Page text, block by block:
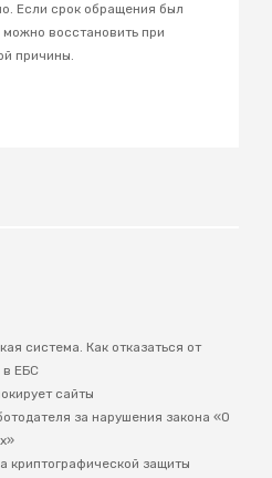
Если срок обращения был
можно восстановить при
причины.
система. Как отказаться от
в ЕБС
сайты
за нарушения закона «О
криптографической защиты